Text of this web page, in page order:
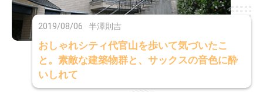
2019/08/06 半澤則吉
おしゃれシティ代官山を歩いて気づいたこ
と。素敵な建築物群と、サックスの音色に酔
いしれて